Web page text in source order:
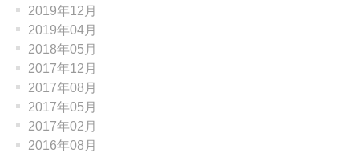
2019年12月
2019年04月
2018年05月
2017年12月
2017年08月
2017年05月
2017年02月
2016年08月